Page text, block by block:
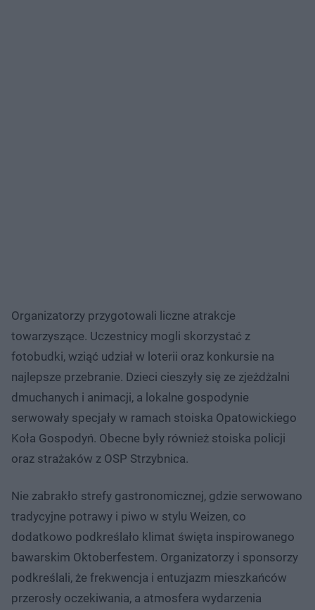
Organizatorzy przygotowali liczne atrakcje
towarzyszące. Uczestnicy mogli skorzystać z
fotobudki, wziąć udział w loterii oraz konkursie na
najlepsze przebranie. Dzieci cieszyły się ze zjeżdżalni
dmuchanych i animacji, a lokalne gospodynie
serwowały specjały w ramach stoiska Opatowickiego
Koła Gospodyń. Obecne były również stoiska policji
oraz strażaków z OSP Strzybnica.
Nie zabrakło strefy gastronomicznej, gdzie serwowano
tradycyjne potrawy i piwo w stylu Weizen, co
dodatkowo podkreślało klimat święta inspirowanego
bawarskim Oktoberfestem. Organizatorzy i sponsorzy
podkreślali, że frekwencja i entuzjazm mieszkańców
przerosły oczekiwania, a atmosfera wydarzenia